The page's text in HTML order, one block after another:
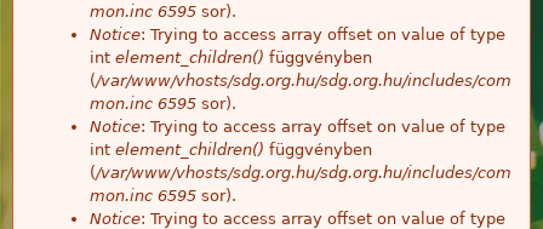
mon.inc 6595 sor).
Notice: Trying to access array offset on value of type
int element_children() függvényben
(/var/www/vhosts/sdg.org.hu/sdg.org.hu/includes/com
mon.inc 6595 sor).
Notice: Trying to access array offset on value of type
int element_children() függvényben
(/var/www/vhosts/sdg.org.hu/sdg.org.hu/includes/com
mon.inc 6595 sor).
Notice: Trying to access array offset on value of type